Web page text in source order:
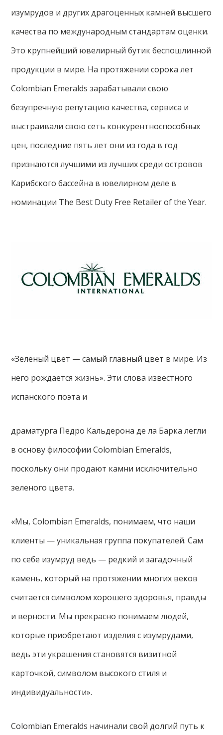
изумрудов и других драгоценных камней высшего
качества по международным стандартам оценки.
Это крупнейший ювелирный бутик беспошлинной
продукции в мире. На протяжении сорока лет
Colombian Emeralds зарабатывали свою
безупречную репутацию качества, сервиса и
выстраивали свою сеть конкурентноспособных
цен, последние пять лет они из года в год
признаются лучшими из лучших среди островов
Карибского бассейна в ювелирном деле в
номинации The Best Duty Free Retailer of the Year.
«Зеленый цвет — самый главный цвет в мире. Из
него рождается жизнь». Эти слова известного
испанского поэта и
драматурга Педро Кальдерона де ла Барка легли
в основу философии Colombian Emeralds,
поскольку они продают камни исключительно
зеленого цвета.
«Мы, Colombian Emeralds, понимаем, что наши
клиенты — уникальная группа покупателей. Сам
по себе изумруд ведь — редкий и загадочный
камень, который на протяжении многих веков
считается символом хорошего здоровья, правды
и верности. Мы прекрасно понимаем людей,
которые приобретают изделия с изумрудами,
ведь эти украшения становятся визитной
карточкой, символом высокого стиля и
индивидуальности».
Colombian Emeralds начинали свой долгий путь к